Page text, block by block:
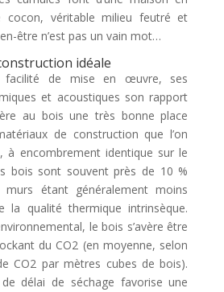
véritable milieu feutré et
être n’est pas un vain mot…
idéale
facilité de mise en œuvre, ses
et acoustiques son rapport
au bois une très bonne place
de construction que l’on
à encombrement identique sur le
bois sont souvent près de 10 %
murs étant généralement moins
la qualité thermique intrinsèque.
le bois s’avère être
du CO2 (en moyenne, selon
CO2 par mètres cubes de bois).
de délai de séchage favorise une